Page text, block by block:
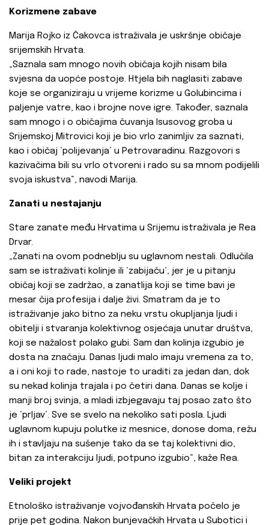
Korizmene zabave
Marija Rojko iz Čakovca istraživala je uskršnje običaje
srijemskih Hrvata.
„Saznala sam mnogo novih običaja kojih nisam bila
svjesna da uopće postoje. Htjela bih naglasiti zabave
koje se organiziraju u vrijeme korizme u Golubincima i
paljenje vatre, kao i brojne nove igre. Također, saznala
sam mnogo i o običajima čuvanja Isusovog groba u
Srijemskoj Mitrovici koji je bio vrlo zanimljiv za saznati,
kao i običaj ‘polijevanja’ u Petrovaradinu. Razgovori s
kazivačima bili su vrlo otvoreni i rado su sa mnom podijelili
svoja iskustva“, navodi Marija.
Zanati u nestajanju
Stare zanate među Hrvatima u Srijemu istraživala je Rea
Drvar.
„Zanati na ovom podneblju su uglavnom nestali. Odlučila
sam se istraživati kolinje ili ‘zabijaču’, jer je u pitanju
običaj koji se zadržao, a zanatlija koji se time bavi je
mesar čija profesija i dalje živi. Smatram da je to
istraživanje jako bitno za neku vrstu okupljanja ljudi i
obitelji i stvaranja kolektivnog osjećaja unutar društva,
koji se nažalost polako gubi. Sam dan kolinja izgubio je
dosta na značaju. Danas ljudi malo imaju vremena za to,
a i oni koji to rade, nastoje to uraditi za jedan dan, dok
su nekad kolinja trajala i po četiri dana. Danas se kolje i
manji broj svinja, a mladi izbjegavaju taj posao zato što
je ‘prljav’. Sve se svelo na nekoliko sati posla. Ljudi
uglavnom kupuju polutke iz mesnice, donose doma, režu
ih i stavljaju na sušenje tako da se taj kolektivni dio,
bitan za interakciju ljudi, potpuno izgubio“, kaže Rea.
Veliki projekt
Etnološko istraživanje vojvođanskih Hrvata počelo je
prije pet godina. Nakon bunjevačkih Hrvata u Subotici i